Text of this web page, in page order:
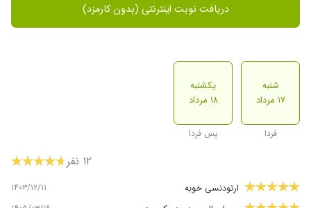
دریافت نوبت اینترنتی (بدون کارمزد)
شنبه
۱۷ مرداد
فردا
یکشنبه
۱۸ مرداد
پس فردا
۱۲ نفر
ارتودنسی خوبه ۱۴۰۳/۱۲/۱۱